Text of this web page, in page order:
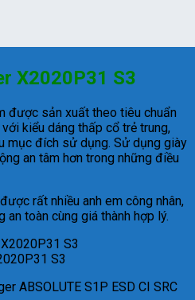
X2020P31 S3
được sản xuất theo tiêu chuẩn
kiểu dáng thấp cổ trẻ trung,
mục đích sử dụng. Sử dụng giày
an tâm hơn trong những điều
rất nhiều anh em công nhân,
toàn cùng giá thành hợp lý.
S3
ABSOLUTE S1P ESD CI SRC